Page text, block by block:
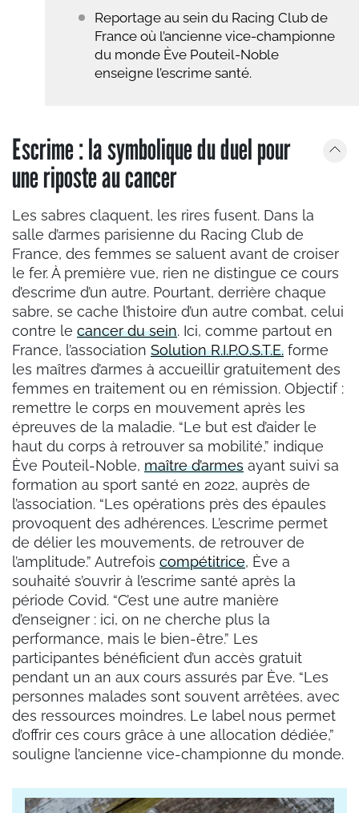
Reportage au sein du Racing Club de
France où l’ancienne vice-championne
du monde Ève Pouteil-Noble
enseigne l’escrime santé.
Escrime : la symbolique du duel pour
une riposte au cancer
Les sabres claquent, les rires fusent. Dans la
salle d’armes parisienne du Racing Club de
France, des femmes se saluent avant de croiser
le fer. À première vue, rien ne distingue ce cours
d’escrime d’un autre. Pourtant, derrière chaque
sabre, se cache l’histoire d’un autre combat, celui
contre le cancer du sein. Ici, comme partout en
France, l’association Solution R.I.P.O.S.T.E. forme
les maîtres d’armes à accueillir gratuitement des
femmes en traitement ou en rémission. Objectif :
remettre le corps en mouvement après les
épreuves de la maladie. “Le but est d’aider le
haut du corps à retrouver sa mobilité,” indique
Ève Pouteil-Noble, maître d’armes ayant suivi sa
formation au sport santé en 2022, auprès de
l’association. “Les opérations près des épaules
provoquent des adhérences. L’escrime permet
de délier les mouvements, de retrouver de
l’amplitude.” Autrefois compétitrice, Ève a
souhaité s’ouvrir à l’escrime santé après la
période Covid. “C’est une autre manière
d’enseigner : ici, on ne cherche plus la
performance, mais le bien-être.” Les
participantes bénéficient d’un accès gratuit
pendant un an aux cours assurés par Ève. “Les
personnes malades sont souvent arrêtées, avec
des ressources moindres. Le label nous permet
d’offrir ces cours grâce à une allocation dédiée,”
souligne l’ancienne vice-championne du monde.